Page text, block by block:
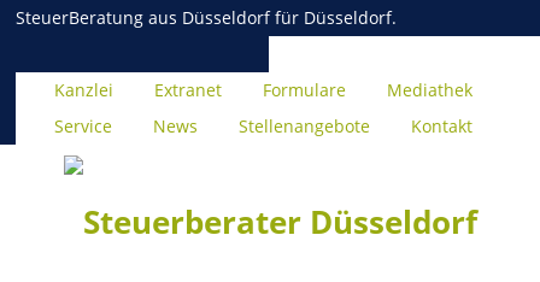
SteuerBeratung aus Düsseldorf für Düsseldorf.
Kanzlei Extranet Formulare
Mediathek
Service
News Stellenangebote Kontakt